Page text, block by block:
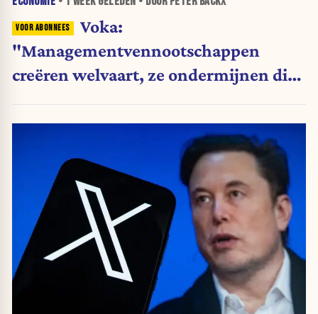
Voka:
"Managementvennootschappen
creëren welvaart, ze ondermijnen die